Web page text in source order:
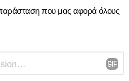
που μας αφορά όλους